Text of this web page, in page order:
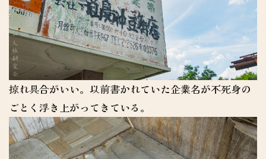
掠れ具合がいい。以前書かれていた企業名が不死身の
ごとく浮き上がってきている。